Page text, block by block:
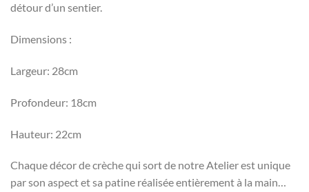
détour d’un sentier.
Dimensions :
Largeur: 28cm
Profondeur: 18cm
Hauteur: 22cm
Chaque décor de crèche qui sort de notre Atelier est unique
par son aspect et sa patine réalisée entièrement à la main…